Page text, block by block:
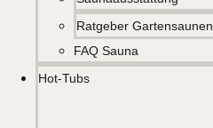
Ratgeber Gartensaunen
FAQ Sauna
Hot-Tubs